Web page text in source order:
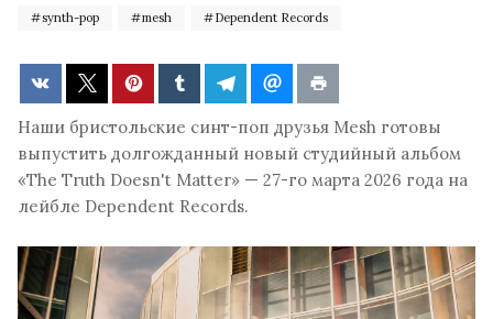
synth-pop mesh Dependent Records
Наши бристольские синт-поп друзья Mesh готовы
выпустить долгожданный новый студийный альбом
«The Truth Doesn't Matter» — 27-го марта 2026 года на
лейбле Dependent Records.